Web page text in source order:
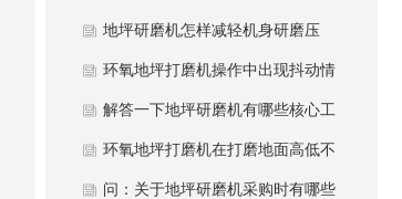
点？
地坪研磨机怎样减轻机身研磨压
力？
环氧地坪打磨机操作中出现抖动情
况如何控制？
解答一下地坪研磨机有哪些核心工
作原理？
环氧地坪打磨机在打磨地面高低不
平情况下注意什么？
问：关于地坪研磨机采购时有哪些